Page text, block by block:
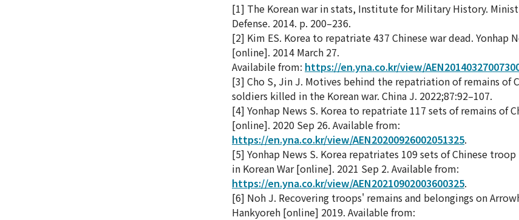
[1] The Korean war in stats, Institute for Military History.
Defense. 2014. p. 200–236.
[2] Kim ES. Korea to repatriate 437 Chinese war dead. Yonhap
[online]. 2014 March 27.
Availabile from: https://en.yna.co.kr/view/
[3] Cho S, Jin J. Motives behind the repatriation of remains of
soldiers killed in the Korean war. China J. 2022;87:92–107.
[4] Yonhap News S. Korea to repatriate 117 sets of remains of
[online]. 2020 Sep 26. Available from:
https://en.yna.co.kr/view/AEN20200926002051325.
[5] Yonhap News S. Korea repatriates 109 sets of Chinese
in Korean War [online]. 2021 Sep 2. Available from:
https://en.yna.co.kr/view/AEN20210902003600325.
[6] Noh J. Recovering troops' remains and belongings on
Hankyoreh [online] 2019. Available from: